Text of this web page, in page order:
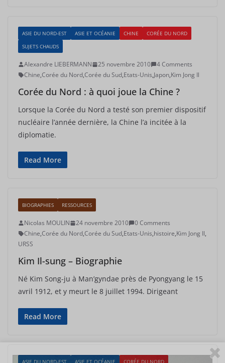
ASIE DU NORD-EST ASIE ET OCÉANIE CHINE
CORÉE DU NORD
SUJETS CHAUDS
Alexandre LIEBERMANN 25 novembre 2010
4 Comments
Chine,Corée du Nord,Corée du Sud,Etats-Unis,Japon,Kim Jong Il
Corée du Nord : à quoi joue la Chine ?
Lorsque la Corée du Nord a testé son premier dispositif
nucléaire l’année dernière, la Chine l’a incitée à la
diplomatie.
Read More
BIOGRAPHIES RESSOURCES
Nicolas MOULIN 24 novembre 2010
0 Comments
Chine,Corée du Nord,Corée du Sud,Etats-Unis,histoire,Kim Jong Il,
URSS
Kim Il-sung – Biographie
Né Kim Song-ju à Man’gyndae près de Pyongyang le 15
avril 1912, et y meurt le 8 juillet 1994. Dirigeant
Read More
ASIE DU NORD-EST ASIE ET OCÉANIE CORÉE DU NORD